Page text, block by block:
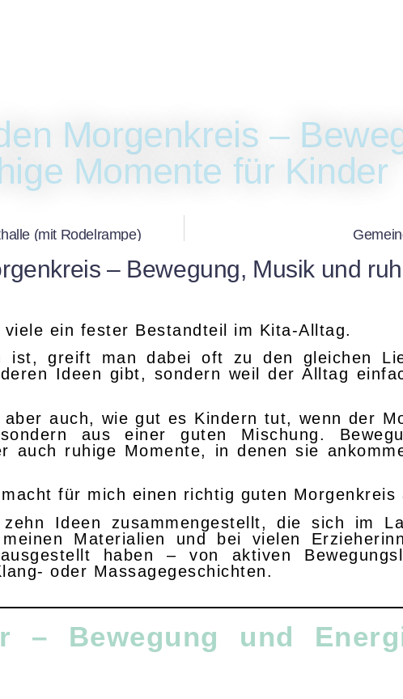
Morgenkreis –
Momente für Kinder
(mit Rodelrampe)
– Bewegung, Musik und
ein fester Bestandteil im Kita-Alltag.
ist, greift man dabei oft zu den gleichen
Ideen gibt, sondern weil der Alltag
auch, wie gut es Kindern tut, wenn der
aus einer guten Mischung.
auch ruhige Momente, in denen sie
für mich einen richtig guten Morgenkreis
Ideen zusammengestellt, die sich im
Materialien und bei vielen
haben – von aktiven
oder Massagegeschichten.
– Bewegung und